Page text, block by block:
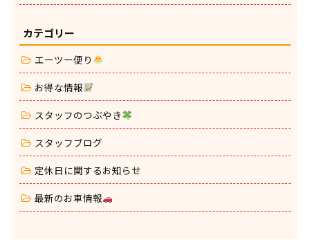
カテゴリー
エーツー便り
お得な情報
スタッフのつぶやき
スタッフブログ
定休日に関するお知らせ
最新のお車情報